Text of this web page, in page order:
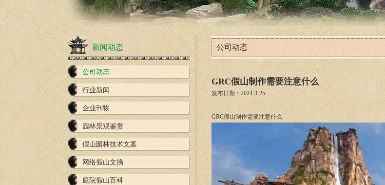
新闻动态
公司动态
行业新闻
企业刊物
园林景观鉴赏
假山园林技术文案
网络假山文摘
庭院假山百科
公司动态
GRC假山制作需要注意什么
发布日期：2024-3-25
GRC假山制作需要注意什么